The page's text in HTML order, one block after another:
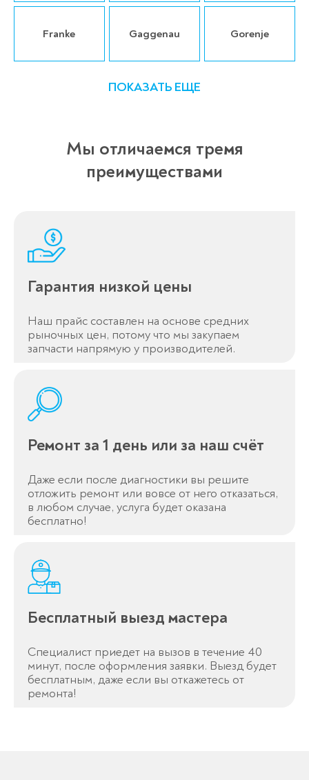
Franke Gaggenau Gorenje
ПОКАЗАТЬ ЕЩЕ
Мы отличаемся тремя
преимуществами
Гарантия низкой цены
Наш прайс составлен на основе средних
рыночных цен, потому что мы закупаем
запчасти напрямую у производителей.
Ремонт за 1 день или за наш счёт
Даже если после диагностики вы решите
отложить ремонт или вовсе от него отказаться,
в любом случае, услуга будет оказана
бесплатно!
Бесплатный выезд мастера
Специалист приедет на вызов в течение 40
минут, после оформления заявки. Выезд будет
бесплатным, даже если вы откажетесь от
ремонта!